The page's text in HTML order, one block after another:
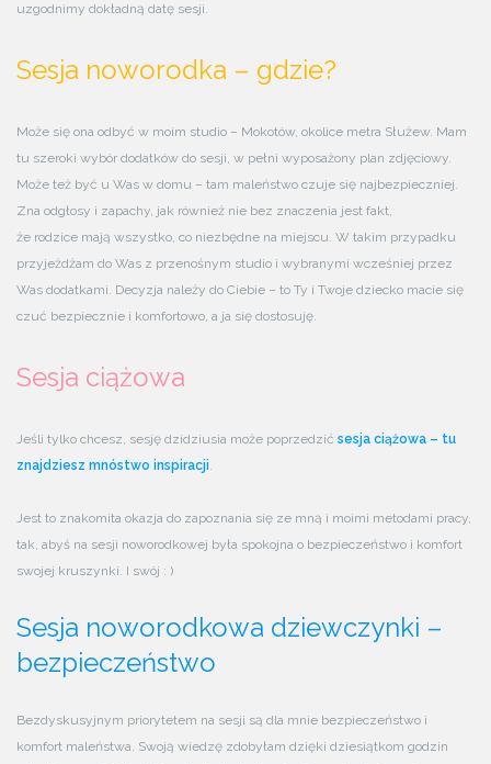
uzgodnimy dokładną datę sesji.
Sesja noworodka – gdzie?
Może się ona odbyć w moim studio – Mokotów, okolice metra Służew. Mam
tu szeroki wybór dodatków do sesji, w pełni wyposażony plan zdjęciowy.
Może też być u Was w domu – tam maleństwo czuje się najbezpieczniej.
Zna odgłosy i zapachy, jak również nie bez znaczenia jest fakt,
że rodzice mają wszystko, co niezbędne na miejscu. W takim przypadku
przyjeżdżam do Was z przenośnym studio i wybranymi wcześniej przez
Was dodatkami. Decyzja należy do Ciebie – to Ty i Twoje dziecko macie się
czuć bezpiecznie i komfortowo, a ja się dostosuję.
Sesja ciążowa
Jeśli tylko chcesz, sesję dzidziusia może poprzedzić sesja ciążowa – tu
znajdziesz mnóstwo inspiracji.
Jest to znakomita okazja do zapoznania się ze mną i moimi metodami pracy,
tak, abyś na sesji noworodkowej była spokojna o bezpieczeństwo i komfort
swojej kruszynki. I swój : )
Sesja noworodkowa dziewczynki –
bezpieczeństwo
Bezdyskusyjnym priorytetem na sesji są dla mnie bezpieczeństwo i
komfort maleństwa. Swoją wiedzę zdobyłam dzięki dziesiątkom godzin